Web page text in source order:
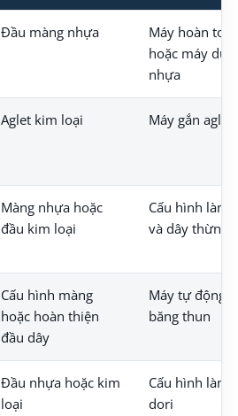
Đầu màng nhựa
Máy hoàn
hoặc máy
nhựa
Aglet kim loại Máy gắn
Màng nhựa hoặc
đầu kim loại
Cấu hình làm
và dây thừng
Cấu hình màng
hoặc hoàn thiện
đầu dây
Máy tự động
băng thun
Đầu nhựa hoặc kim
loại
Cấu hình làm
dori